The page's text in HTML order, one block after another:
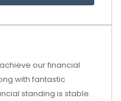
our financial
with fantastic
standing is stable.